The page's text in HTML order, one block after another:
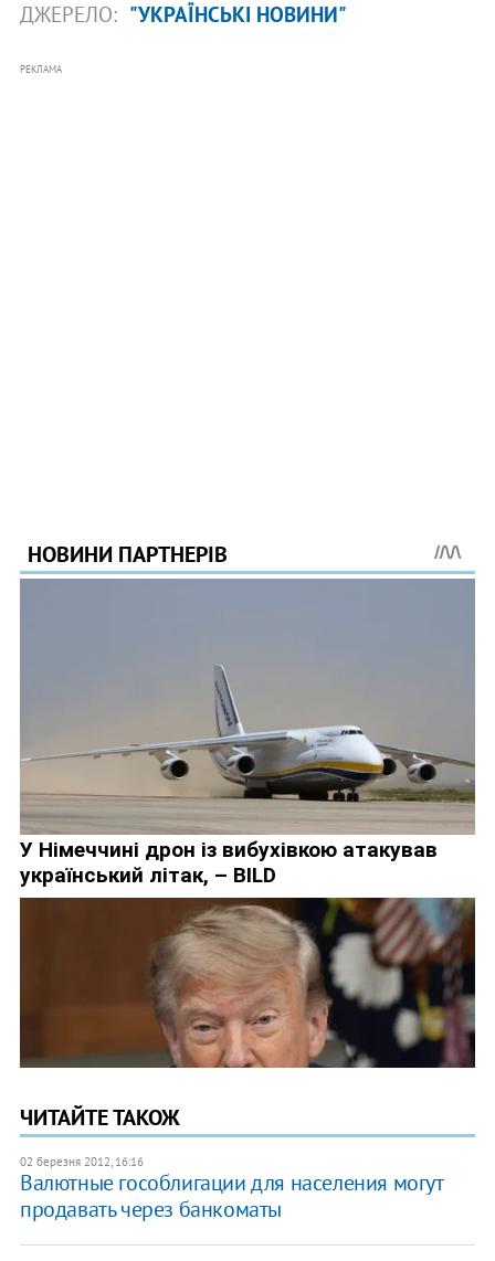
ДЖЕРЕЛО: "УКРАЇНСЬКІ НОВИНИ"
РЕКЛАМА
ЧИТАЙТЕ ТАКОЖ
02 березня 2012, 16:16
Валютные гособлигации для населения могут
продавать через банкоматы